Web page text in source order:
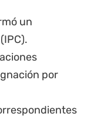
un
por